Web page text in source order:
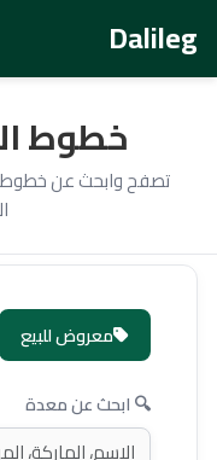
Dalileg
خطوط
تصفح وابحث عن خطوط
معروض للبيع
🔍 ابحث عن معدة